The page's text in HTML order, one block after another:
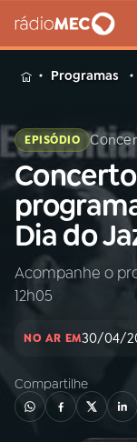
MENU
Buscar
na
Rádio
MEC
Início
INÍCIO
02A RÁDIO
Programas
EPISÓDIO
Dia do
Acompanhe o
12h05
NO AR EM30/04/
Compartilhe